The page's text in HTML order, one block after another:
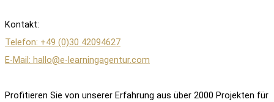
Kontakt:
Telefon: +49 (0)30 42094627
E-Mail: hallo@e-learningagentur.com
Profitieren Sie von unserer Erfahrung aus über 2000 Projekten für